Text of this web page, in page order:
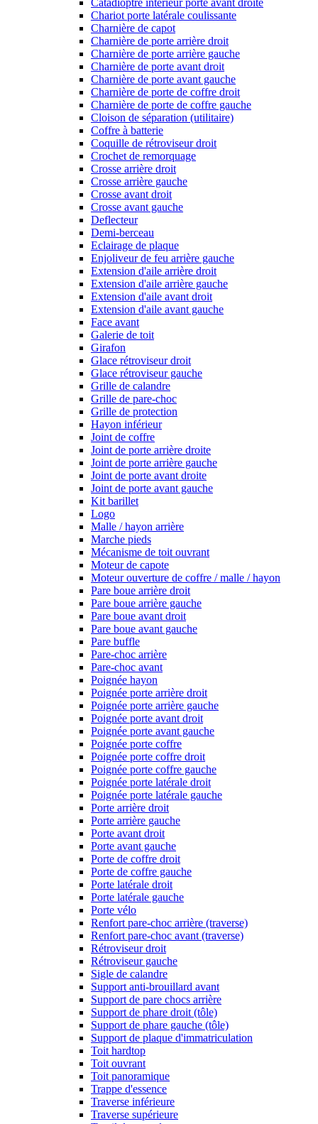
Catadioptre intérieur porte avant droite
Chariot porte latérale coulissante
Charnière de capot
Charnière de porte arrière droit
Charnière de porte arrière gauche
Charnière de porte avant droit
Charnière de porte avant gauche
Charnière de porte de coffre droit
Charnière de porte de coffre gauche
Cloison de séparation (utilitaire)
Coffre à batterie
Coquille de rétroviseur droit
Crochet de remorquage
Crosse arrière droit
Crosse arrière gauche
Crosse avant droit
Crosse avant gauche
Deflecteur
Demi-berceau
Eclairage de plaque
Enjoliveur de feu arrière gauche
Extension d'aile arrière droit
Extension d'aile arrière gauche
Extension d'aile avant droit
Extension d'aile avant gauche
Face avant
Galerie de toit
Girafon
Glace rétroviseur droit
Glace rétroviseur gauche
Grille de calandre
Grille de pare-choc
Grille de protection
Hayon inférieur
Joint de coffre
Joint de porte arrière droite
Joint de porte arrière gauche
Joint de porte avant droite
Joint de porte avant gauche
Kit barillet
Logo
Malle / hayon arrière
Marche pieds
Mécanisme de toit ouvrant
Moteur de capote
Moteur ouverture de coffre / malle / hayon
Pare boue arrière droit
Pare boue arrière gauche
Pare boue avant droit
Pare boue avant gauche
Pare buffle
Pare-choc arrière
Pare-choc avant
Poignée hayon
Poignée porte arrière droit
Poignée porte arrière gauche
Poignée porte avant droit
Poignée porte avant gauche
Poignée porte coffre
Poignée porte coffre droit
Poignée porte coffre gauche
Poignée porte latérale droit
Poignée porte latérale gauche
Porte arrière droit
Porte arrière gauche
Porte avant droit
Porte avant gauche
Porte de coffre droit
Porte de coffre gauche
Porte latérale droit
Porte latérale gauche
Porte vélo
Renfort pare-choc arrière (traverse)
Renfort pare-choc avant (traverse)
Rétroviseur droit
Rétroviseur gauche
Sigle de calandre
Support anti-brouillard avant
Support de pare chocs arrière
Support de phare droit (tôle)
Support de phare gauche (tôle)
Support de plaque d'immatriculation
Toit hardtop
Toit ouvrant
Toit panoramique
Trappe d'essence
Traverse inférieure
Traverse supérieure